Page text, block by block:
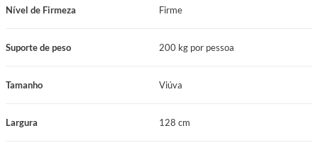
Base de Suporte do Colchão: Espuma
Suporte de Peso: 200 kg por pessoa
Certificação Inmetro: Certificado conforme Portaria Inmetro Nº 75/2021
Tamanho: Viúva
Nível de Firmeza Firme
Suporte de peso 200 kg por pessoa
Tamanho Viúva
Largura 128 cm